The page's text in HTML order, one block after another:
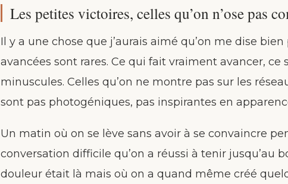
Les petites victoires, celles qu’on n’ose pas
Il y a une chose que j’aurais aimé qu’on me dise
avancées sont rares. Ce qui fait vraiment avancer, ce
minuscules. Celles qu’on ne montre pas sur les
sont pas photogéniques, pas inspirantes en
Un matin où on se lève sans avoir à se convaincre
conversation difficile qu’on a réussi à tenir jusqu’au
douleur était là mais où on a quand même créé